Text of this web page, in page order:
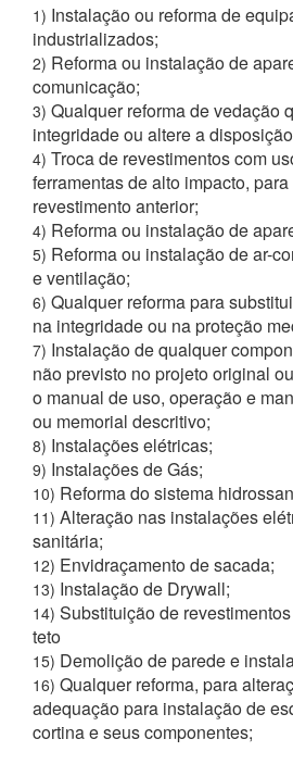
1) Instalação ou reforma de
industrializados;
2) Reforma ou instalação de
comunicação;
3) Qualquer reforma de vedação
integridade ou altere a
4) Troca de revestimentos com
ferramentas de alto impacto,
revestimento anterior;
4) Reforma ou instalação de
5) Reforma ou instalação de ar-
e ventilação;
6) Qualquer reforma para
na integridade ou na proteção
7) Instalação de qualquer
não previsto no projeto original
o manual de uso, operação e
ou memorial descritivo;
8) Instalações elétricas;
9) Instalações de Gás;
10) Reforma do sistema
11) Alteração nas instalações
sanitária;
12) Envidraçamento de sacada;
13) Instalação de Drywall;
14) Substituição de
teto
15) Demolição de parede e
16) Qualquer reforma, para
adequação para instalação de
cortina e seus componentes;